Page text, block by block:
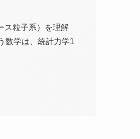
ス粒子系）を理解
数学は、統計力学1